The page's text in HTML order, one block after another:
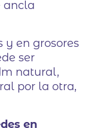
ancla
y en grosores
ser
natural,
por la otra,
en